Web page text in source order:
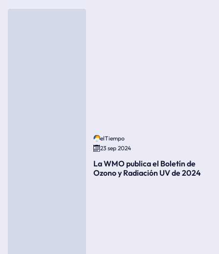
elTiempo
23 sep 2024
La WMO publica el Boletín de
Ozono y Radiación UV de 2024